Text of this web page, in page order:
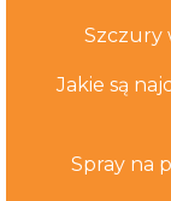
Szczury
Jakie są
Spray na